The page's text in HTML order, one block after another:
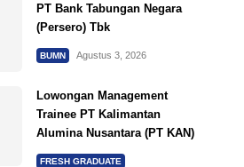
PT Bank Tabungan Negara
(Persero) Tbk
BUMN Agustus 3, 2026
Lowongan Management
Trainee PT Kalimantan
Alumina Nusantara (PT KAN)
FRESH GRADUATE